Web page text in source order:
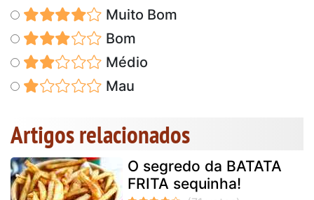
Muito Bom
Bom
Médio
Mau
Artigos relacionados
O segredo da BATATA
FRITA sequinha!